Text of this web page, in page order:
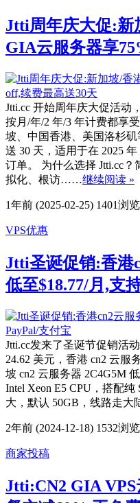
Jtti周年庆大促:新
GIA云服务器享
Jtti.cc 开始周年庆大促活动
按月/年/2 年/3 年计费都享
坡、中国香港、美国洛杉
送 30 天，适用于在 2025
订单。 为什么选择 Jtti.cc
拟化、根访……继续阅读 »
1年前 (2025-02-25) 1401浏览
VPS优惠
Jtti圣诞促销:香港
低至$18.77/月,支
Jtti.cc发来了圣诞节促销活
24.62 美元，香港 cn2 云服
坡 cn2 云服务器 2C4G5M
Intel Xeon E5 CPU，搭配
大，默认 50GB，线路走
2年前 (2024-12-18) 1532浏览
商家投稿
Jtti:CN2 GIA